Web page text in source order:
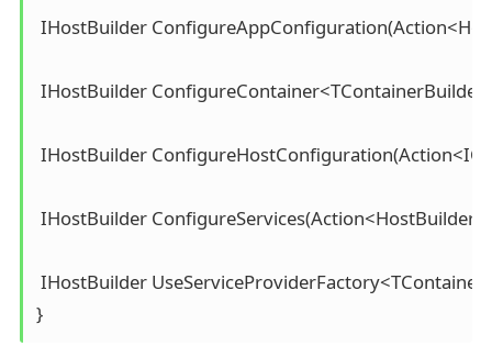
IHostBuilder
IHostBuilder
IHostBuilder
IHostBuilder
IHostBuilder
}